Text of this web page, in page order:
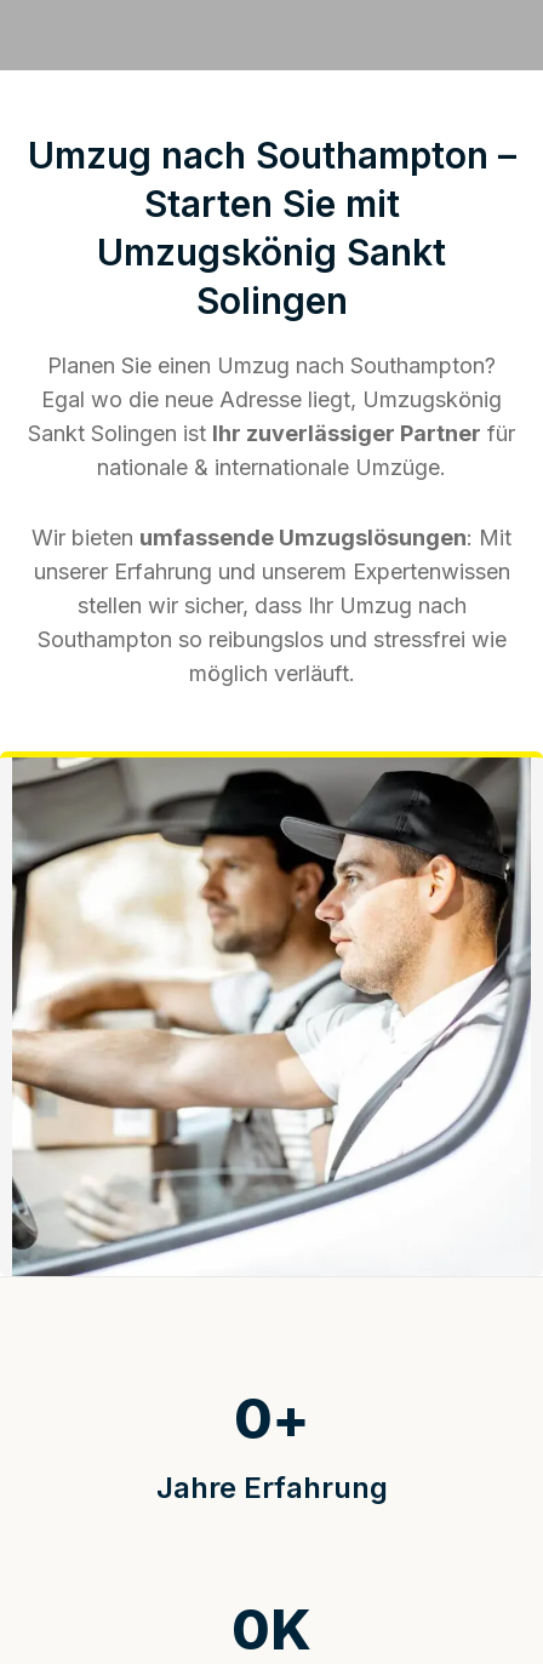
Umzug nach Southampton –
Starten Sie mit
Umzugskönig Sankt
Solingen
Planen Sie einen Umzug nach Southampton?
Egal wo die neue Adresse liegt, Umzugskönig
Sankt Solingen ist Ihr zuverlässiger Partner für
nationale & internationale Umzüge.
Wir bieten umfassende Umzugslösungen: Mit
unserer Erfahrung und unserem Expertenwissen
stellen wir sicher, dass Ihr Umzug nach
Southampton so reibungslos und stressfrei wie
möglich verläuft.
Jahre Erfahrung
0+
0K